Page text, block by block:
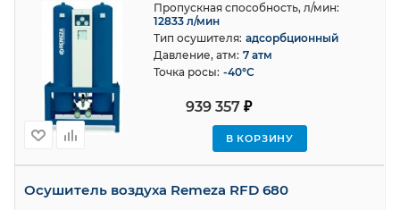
939 357₽
В КОРЗИНУ
Пропускная способность, л/мин:
12833 л/мин
Тип осушителя: адсорбционный
Давление, атм: 7 атм
Точка росы: -40°C
Осушитель воздуха Remeza RFD 680